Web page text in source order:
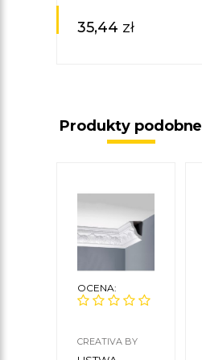
35,44 zł
Produkty podobne
OCENA:
CREATIVA BY
CEZAR